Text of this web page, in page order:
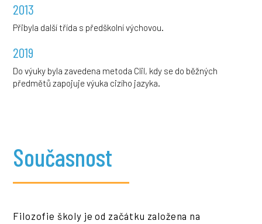
2013
Přibyla další třída s předškolní výchovou.
2019
Do výuky byla zavedena metoda Clil, kdy se do běžných
předmětů zapojuje výuka cizího jazyka.
Současnost
Filozofie školy je od začátku založena na